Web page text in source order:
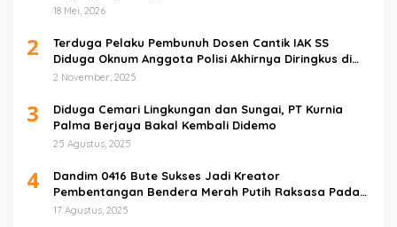
18 Mei, 2026
2
Terduga Pelaku Pembunuh Dosen Cantik IAK SS
Diduga Oknum Anggota Polisi Akhirnya Diringkus di
Tebo Tengah
2 November, 2025
3
Diduga Cemari Lingkungan dan Sungai, PT Kurnia
Palma Berjaya Bakal Kembali Didemo
25 Agustus, 2025
4
Dandim 0416 Bute Sukses Jadi Kreator
Pembentangan Bendera Merah Putih Raksasa Pada
Peringatan HUT RI ke 80 di Tebo
17 Agustus, 2025